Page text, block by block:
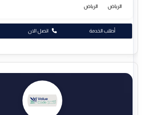
الرياض الرياض
اتصل الان أطلب الخدمة